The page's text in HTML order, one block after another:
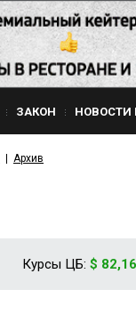
ЗАКОН
Архив
Курсы ЦБ: $